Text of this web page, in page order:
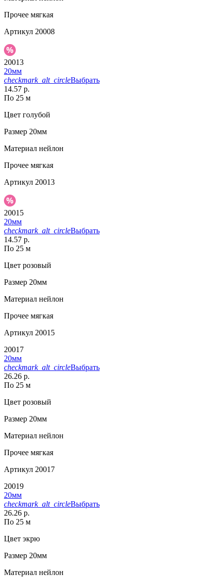
Прочее мягкая
Артикул 20008
20013
20мм
checkmark_alt_circleВыбрать
14.57 р.
По 25 м
Цвет голубой
Размер 20мм
Материал нейлон
Прочее мягкая
Артикул 20013
20015
20мм
checkmark_alt_circleВыбрать
14.57 р.
По 25 м
Цвет розовый
Размер 20мм
Материал нейлон
Прочее мягкая
Артикул 20015
20017
20мм
checkmark_alt_circleВыбрать
26.26 р.
По 25 м
Цвет розовый
Размер 20мм
Материал нейлон
Прочее мягкая
Артикул 20017
20019
20мм
checkmark_alt_circleВыбрать
26.26 р.
По 25 м
Цвет экрю
Размер 20мм
Материал нейлон